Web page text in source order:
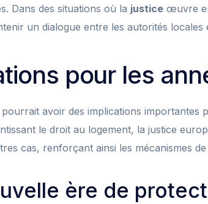
Dans des situations où la justice œuvre
un dialogue entre les autorités locales
pour les
avoir des implications importantes
le droit au logement, la justice
cas, renforçant ainsi les mécanismes
ère de